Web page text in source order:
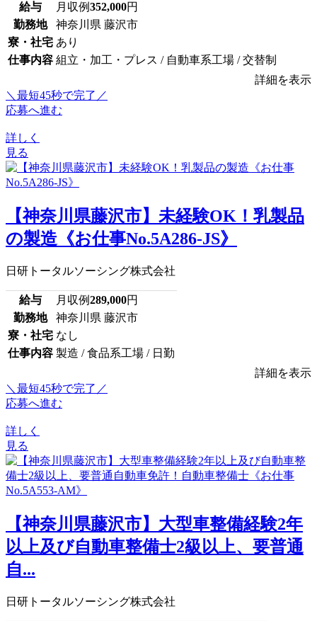
給与 月収例352,000円
勤務地
神奈川県 藤沢市
寮・社宅 あり
仕事内容 組立・加工・プレス / 自動車系工場 / 交替制
詳細を表示
＼最短45秒で完了／
応募へ進む
詳しく
見る
【神奈川県藤沢市】未経験OK！乳製品
の製造《お仕事No.5A286-JS》
日研トータルソーシング株式会社
給与 月収例289,000円
勤務地
神奈川県 藤沢市
寮・社宅 なし
仕事内容 製造 / 食品系工場 / 日勤
詳細を表示
＼最短45秒で完了／
応募へ進む
詳しく
見る
【神奈川県藤沢市】大型車整備経験2年
以上及び自動車整備士2級以上、要普通
自...
日研トータルソーシング株式会社